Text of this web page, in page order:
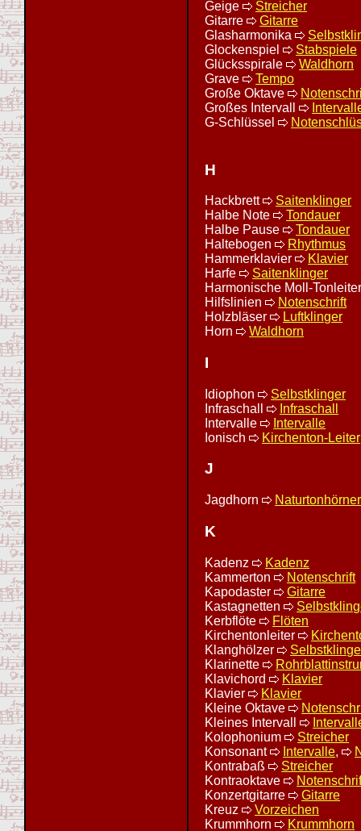
Geige
Streicher
Gitarre
Gitarre
Glasharmonika
Glockenspiel
Stabspiele
Glücksspirale
Waldhorn
Grave
Tempo
Große Oktave
Großes Intervall
G-Schlüssel
H
Hackbrett
Saitenklinger
Halbe Note
Tondauer
Halbe Pause
Tondauer
Haltebogen
Rhythmus
Hammerklavier
Klavier
Harfe
Saitenklinger
Harmonische Moll-
Hilfslinien
Notenschrift
Holzbläser
Luftklinger
Horn
Waldhorn
I
Idiophon
Selbstklinger
Infraschall
Infraschall
Intervalle
Intervalle
Ionisch
Kirchenton-Leiter
J
Jagdhorn Naturtonhörner
K
Kadenz
Kadenz
Kammerton
Notenschrift
Kapodaster
Gitarre
Kastagnetten
Kerbflöte
Flöten
Kirchentonleiter
Klanghölzer
Klarinette
Klavichord
Klavier
Klavier
Klavier
Kleine Oktave
Kleines Intervall
Kolophonium
Streicher
Konsonant
Intervalle,
Kontrabaß
Streicher
Kontraoktave
Konzertgitarre
Gitarre
Kreuz
Vorzeichen
Krummhorn
Krummhorn